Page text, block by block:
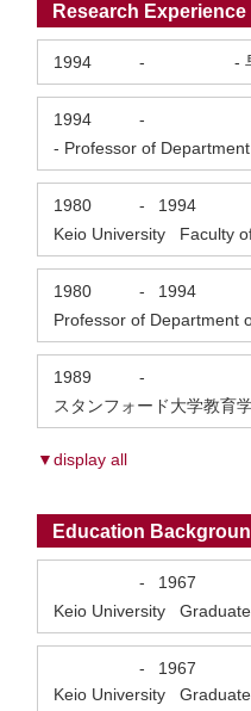
Research Experience
1994 - -
1994
-
- Professor of
1980 -
1994
Keio University Faculty
1980 -
1994
Professor of Department
1989
-
スタンフォード大学教育
▼display all
Education
-
1967
Keio University
-
1967
Keio University